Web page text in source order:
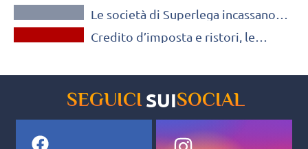
avversarie
SPORT MANAGEMENT
Le società di Superlega incassano
OLTRE IL VOLLEY
Credito d’imposta e ristori, le
SEGUICI SUISOCIAL